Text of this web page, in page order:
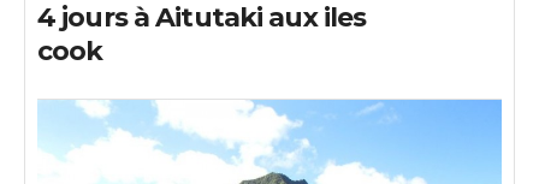
4 jours à Aitutaki aux iles
cook